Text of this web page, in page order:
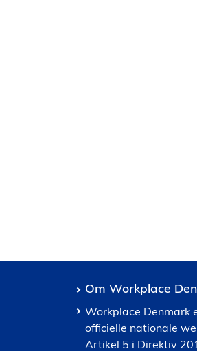
Om Workplace
Workplace Denmark
officielle nationale
Artikel 5 i Direktiv